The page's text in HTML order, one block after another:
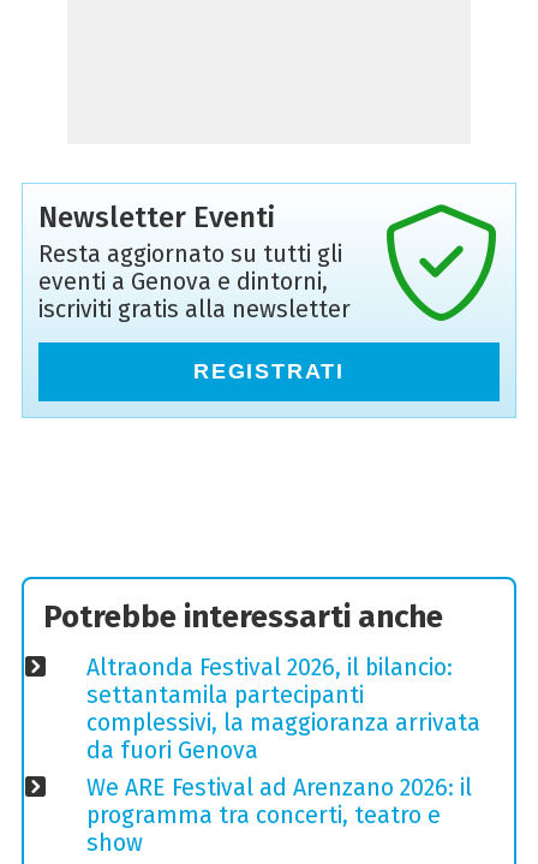
Newsletter Eventi
Resta aggiornato su tutti gli
eventi a Genova e dintorni,
iscriviti gratis alla newsletter
REGISTRATI
Potrebbe interessarti anche
Altraonda Festival 2026, il bilancio:
settantamila partecipanti
complessivi, la maggioranza arrivata
da fuori Genova
We ARE Festival ad Arenzano 2026: il
programma tra concerti, teatro e
show